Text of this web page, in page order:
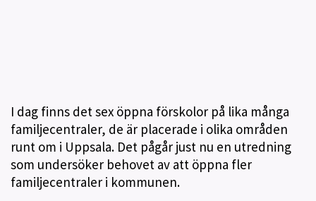
I dag finns det sex öppna förskolor på lika många
familjecentraler, de är placerade i olika områden
runt om i Uppsala. Det pågår just nu en utredning
som undersöker behovet av att öppna fler
familjecentraler i kommunen.